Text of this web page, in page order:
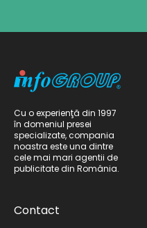
Cu o experienţă din 1997
în domeniul presei
specializate, compania
noastra este una dintre
cele mai mari agentii de
publicitate din România.
Contact